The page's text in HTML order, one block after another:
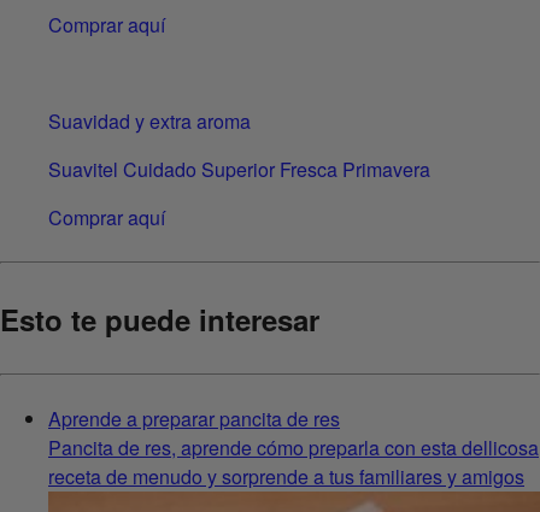
Comprar aquí
Suavidad y extra aroma
Suavitel Cuidado Superior Fresca Primavera
Comprar aquí
Esto te puede interesar
Aprende a preparar pancita de res
Pancita de res, aprende cómo preparla con esta dellicosa
receta de menudo y sorprende a tus familiares y amigos